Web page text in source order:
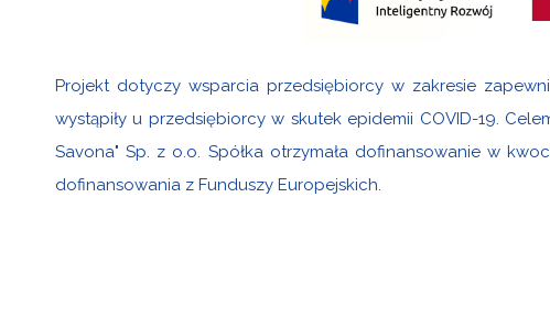
Projekt dotyczy wsparcia przedsiębiorcy w zakresie
wystąpiły u przedsiębiorcy w skutek epidemii COVID-19.
Savona" Sp. z o.o. Spółka otrzymała dofinansowanie w
dofinansowania z Funduszy Europejskich.